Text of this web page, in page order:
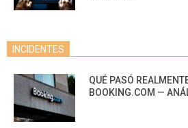
INCIDENTES
QUÉ PASÓ
BOOKING.COM —